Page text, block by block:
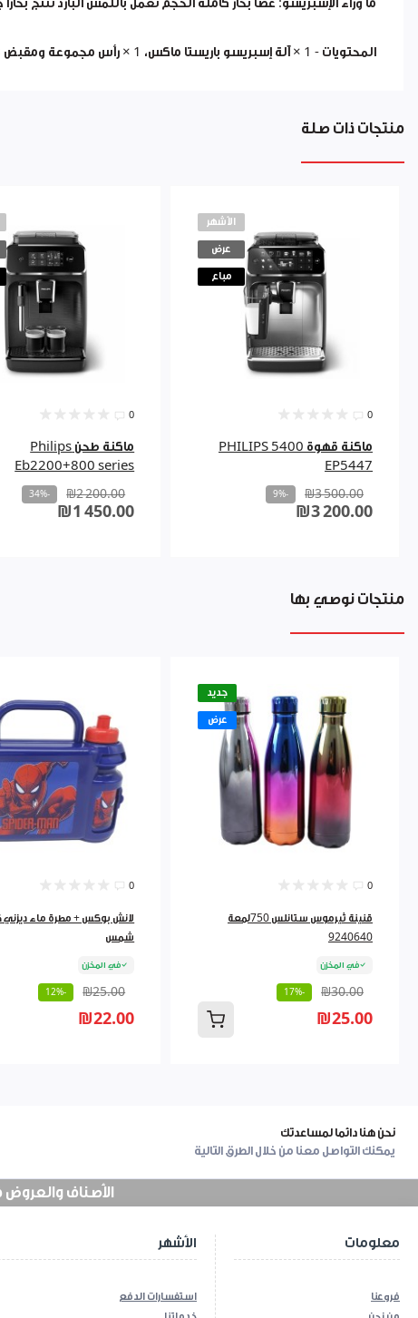
ما وراء الإسبريسو: عصا بخار كاملة الحجم تعمل باللمس البارد تنتج
المحتويات - 1 × آلة إسبريسو باريستا ماكس، 1 × رأس مجموعة ومقبض 58 مم، 1 × مكبس، 1 × إبريق حليب 460 مل، 2 سلة فلتر ذات جدار واحد، 1 × دبوس تنظيف، 1 × فرشاة طحن
منتجات ذات صلة
الأشهر
عرض
مباع
0
ماكنة قهوة PHILIPS 5400
EP5447
₪3 500.00
-9%
₪3 200.00
0
ماكنة طحن Philips
Eb2200+800 series
₪2 200.00
-34%
₪1 450.00
منتجات نوصي بها
جديد
عرض
0
قنينة ثيرموس ستانلس 750لمعة
9240640
في المخزن
₪30.00
-17%
₪25.00
0
لانش بوكس + مطرة ماء ديزني
شمس
في المخزن
₪25.00
-12%
₪22.00
نحن هنا دائما لمساعدتك
يمكنك التواصل معنا من خلال الطرق التالية
الأصناف والعروض
الأشهر
استفسارات الدفع
معلومات
فروعنا